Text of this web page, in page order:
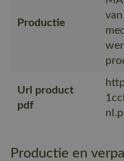
Productie
Url product
pdf
Productie en